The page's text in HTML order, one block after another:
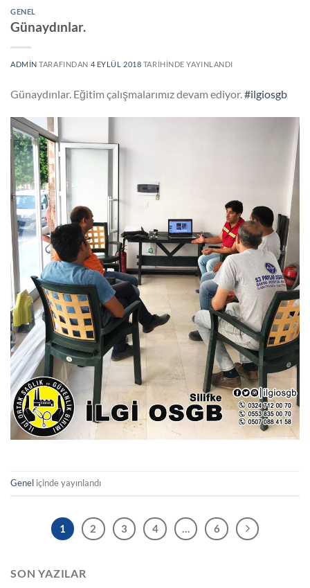
GENEL
Günaydınlar.
ADMIN TARAFINDAN 4 EYLÜL 2018 TARIHINDE YAYINLANDI
Günaydınlar. Eğitim çalışmalarımız devam ediyor.#ilgiosgb
Genel içinde yayınlandı
1 2 3 4 … 6
SON YAZILAR